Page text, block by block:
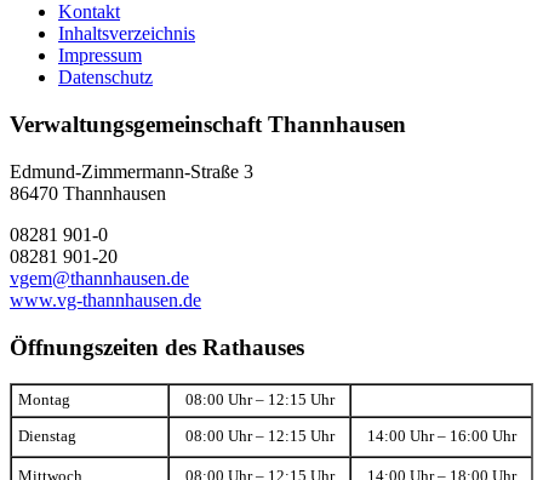
Kontakt
Inhaltsverzeichnis
Impressum
Datenschutz
Verwaltungsgemeinschaft Thannhausen
Edmund-Zimmermann-Straße 3
86470 Thannhausen
08281 901-0
08281 901-20
vgem@thannhausen.de
www.vg-thannhausen.de
Öffnungszeiten des Rathauses
Montag 08:00 Uhr – 12:15 Uhr
Dienstag 08:00 Uhr – 12:15 Uhr 14:00 Uhr – 16:00 Uhr